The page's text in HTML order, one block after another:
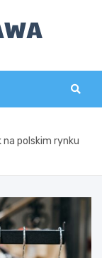
na polskim rynku